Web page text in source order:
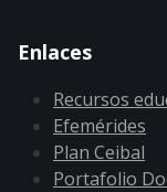
Enlaces
Recursos
Efemérides
Plan Ceibal
Portafolio